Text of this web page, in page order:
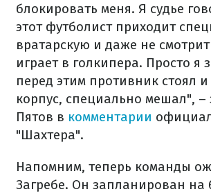
блокировать меня. Я судье
этот футболист приходит
вратарскую и даже не
играет в голкипера. Просто я
перед этим противник стоял
корпус, специально мешал", –
Пятов в комментарии
"Шахтера".
Напомним, теперь команды
Загребе. Он запланирован на